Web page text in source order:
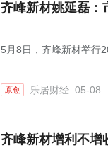
齐峰新材姚延磊：
5月8日，齐峰新材举行
原创 乐居财经 05-08
齐峰新材增利不增